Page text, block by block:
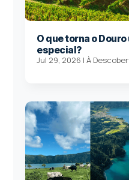
O que torna o
especial?
Jul 29, 2026 |À